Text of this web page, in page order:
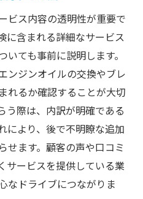
関連性
ビス内容の透明性が重要で
に含まれる詳細なサービス
ても事前に説明します。
ンジンオイルの交換やブレ
れるか確認することが大切
う際は、内訳が明確である
により、後で不明瞭な追加
せます。顧客の声や口コミ
サービスを提供している業
なドライブにつながりま